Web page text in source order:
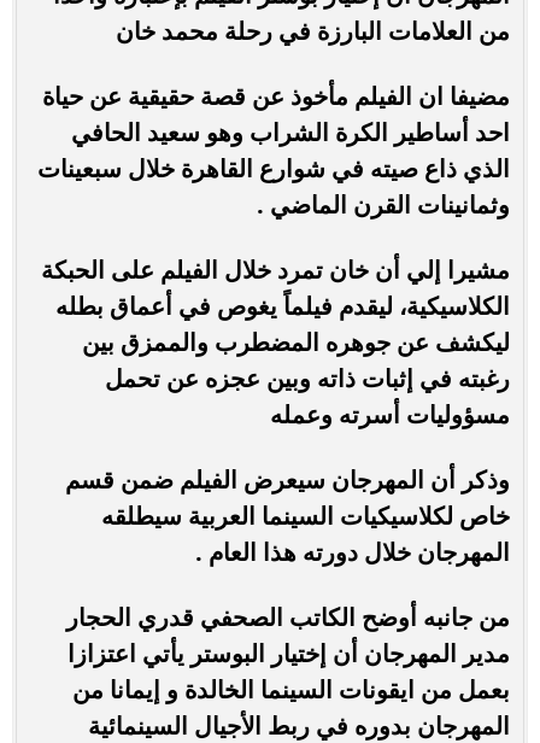
من العلامات البارزة في رحلة محمد خان
مضيفا ان الفيلم مأخوذ عن قصة حقيقية عن حياة
احد أساطير الكرة الشراب وهو سعيد الحافي
الذي ذاع صيته في شوارع القاهرة خلال سبعينات
وثمانينات القرن الماضي .
مشيرا إلي أن خان تمرد خلال الفيلم على الحبكة
الكلاسيكية، ليقدم فيلماً يغوص في أعماق بطله
ليكشف عن جوهره المضطرب والممزق بين
رغبته في إثبات ذاته وبين عجزه عن تحمل
مسؤوليات أسرته وعمله
وذكر أن المهرجان سيعرض الفيلم ضمن قسم
خاص لكلاسيكيات السينما العربية سيطلقه
المهرجان خلال دورته هذا العام .
من جانبه أوضح الكاتب الصحفي قدري الحجار
مدير المهرجان أن إختيار البوستر يأتي اعتزازا
بعمل من ايقونات السينما الخالدة و إيمانا من
المهرجان بدوره في ربط الأجيال السينمائية